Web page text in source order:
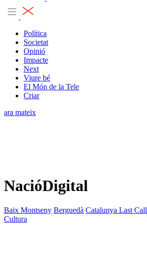
Política
Societat
Opinió
Impacte
Next
Viure bé
El Món de la Tele
Criar
ara mateix
NacióDigital
Baix Montseny Berguedà Catalunya Last Call
Cultura